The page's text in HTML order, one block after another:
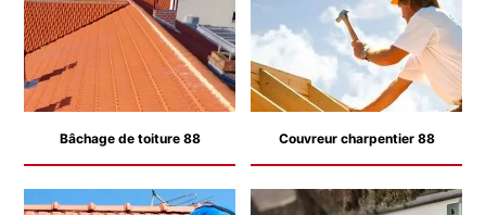
Bâchage de toiture 88 Couvreur charpentier 88